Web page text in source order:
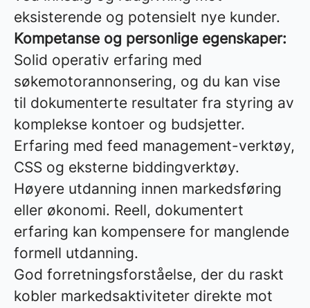
eksisterende og potensielt nye kunder.
Kompetanse og personlige egenskaper:
Solid operativ erfaring med
søkemotorannonsering, og du kan vise
til dokumenterte resultater fra styring av
komplekse kontoer og budsjetter.
Erfaring med feed management-verktøy,
CSS og eksterne biddingverktøy.
Høyere utdanning innen markedsføring
eller økonomi. Reell, dokumentert
erfaring kan kompensere for manglende
formell utdanning.
God forretningsforståelse, der du raskt
kobler markedsaktiviteter direkte mot